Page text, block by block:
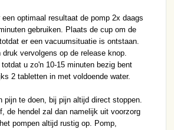
een optimaal resultaat de pomp 2x daags
gebruiken. Plaats de cup om de
er een vacuumsituatie is ontstaan.
vervolgens op de release knop.
u zo'n 10-15 minuten bezig bent
2 tabletten in met voldoende water.
pijn te doen, bij pijn altijd direct stoppen.
de hendel zal dan namelijk uit voorzorg
pompen altijd rustig op. Pomp,